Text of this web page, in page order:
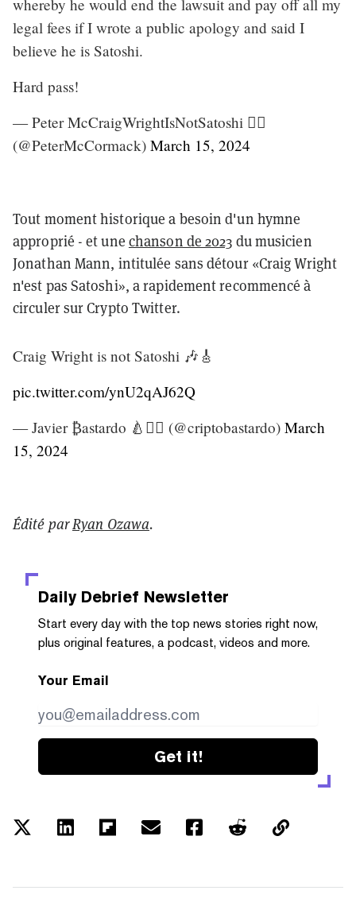
whereby he would end the lawsuit and pay off all my
legal fees if I wrote a public apology and said I
believe he is Satoshi.
Hard pass!
— Peter McCraigWrightIsNotSatoshi 🏴‍☠️
(@PeterMcCormack) March 15, 2024
Tout moment historique a besoin d'un hymne
approprié - et une chanson de 2023 du musicien
Jonathan Mann, intitulée sans détour «Craig Wright
n'est pas Satoshi», a rapidement recommencé à
circuler sur Crypto Twitter.
Craig Wright is not Satoshi 🎶🎸
pic.twitter.com/ynU2qAJ62Q
— Javier ₿astardo 🍐🏴‍☠️ (@criptobastardo) March
15, 2024
Édité parRyan Ozawa.
Daily Debrief Newsletter
Start every day with the top news stories right now,
plus original features, a podcast, videos and more.
Your Email
Get it!